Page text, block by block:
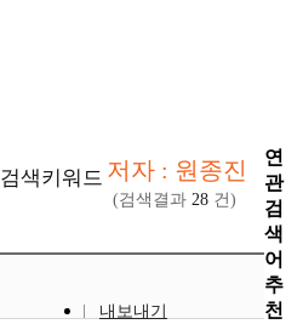
검색키워드 저자 : 원종진
(검색결과 28 건)
내보내기
연
관
검
색
어
추
천